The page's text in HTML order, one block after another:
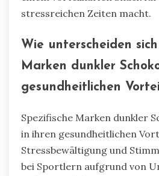
stressreichen Zeiten macht.
Wie unterscheiden
Marken dunkler
gesundheitlichen
Spezifische Marken dunkler
in ihren gesundheitlichen
Stressbewältigung und
bei Sportlern aufgrund von